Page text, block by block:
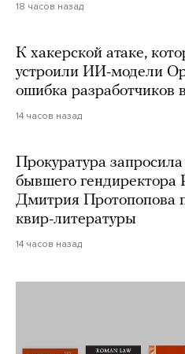
18 часов назад
К хакерской атаке,
устроили ИИ-модели
ошибка разработчиков
14 часов назад
Прокуратура
бывшего гендиректора
Дмитрия Протопопова
квир-литературы
14 часов назад